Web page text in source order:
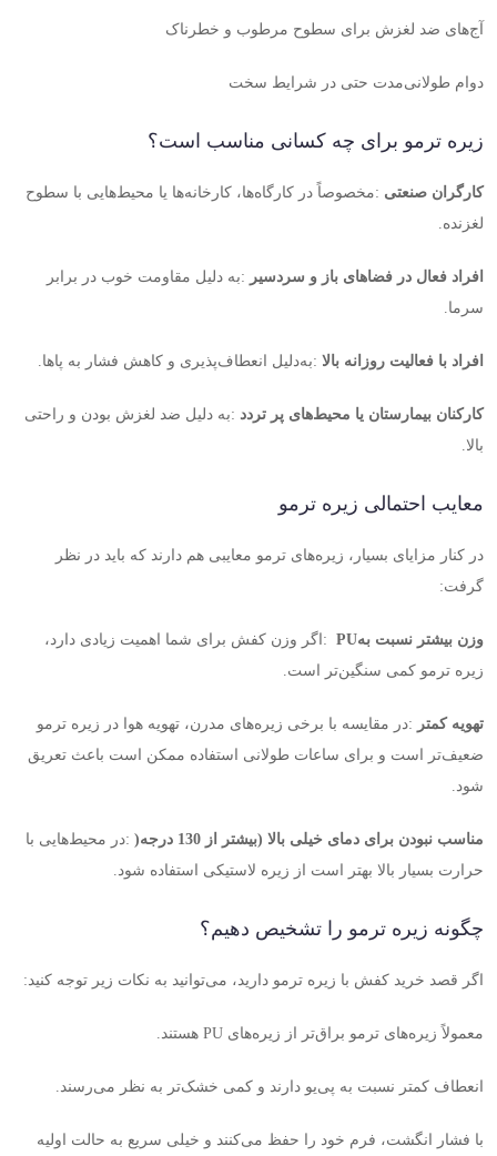
آج‌های ضد لغزش برای سطوح مرطوب و خطرناک
دوام طولانی‌مدت حتی در شرایط سخت
زیره ترمو برای چه کسانی مناسب است؟
کارگران صنعتی :مخصوصاً در کارگاه‌ها، کارخانه‌ها یا محیط‌هایی با سطوح
لغزنده.
افراد فعال در فضاهای باز و سردسیر :به دلیل مقاومت خوب در برابر
سرما.
افراد با فعالیت روزانه بالا :به‌دلیل انعطاف‌پذیری و کاهش فشار به پاها.
کارکنان بیمارستان یا محیط‌های پر تردد :به دلیل ضد لغزش بودن و راحتی
بالا.
معایب احتمالی زیره ترمو
در کنار مزایای بسیار، زیره‌های ترمو معایبی هم دارند که باید در نظر
گرفت:
وزن بیشتر نسبت بهPU
: اگر وزن کفش برای شما اهمیت زیادی دارد،
زیره ترمو کمی سنگین‌تر است.
تهویه کمتر :در مقایسه با برخی زیره‌های مدرن، تهویه هوا در زیره ترمو
ضعیف‌تر است و برای ساعات طولانی استفاده ممکن است باعث تعریق
شود.
مناسب نبودن برای دمای خیلی بالا (بیشتر از 130 درجه )
:در محیط‌هایی با
حرارت بسیار بالا بهتر است از زیره لاستیکی استفاده شود.
چگونه زیره ترمو را تشخیص دهیم؟
اگر قصد خرید کفش با زیره ترمو دارید، می‌توانید به نکات زیر توجه کنید:
معمولاً زیره‌های ترمو براق‌تر از زیره‌های PU هستند.
انعطاف کمتر نسبت به پی‌یو دارند و کمی خشک‌تر به نظر می‌رسند.
با فشار انگشت، فرم خود را حفظ می‌کنند و خیلی سریع به حالت اولیه